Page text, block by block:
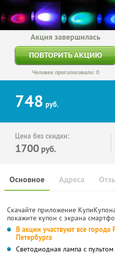
Акция завершилась
ПОВТОРИТЬ АКЦИЮ
Человек проголосовало: 0
748 руб.
Цена без скидки:
1700 руб.
Основное Адреса
Скачайте приложение
покажите купон с экрана
В акции участвуют все
Петербурга
Светодиодная лампа с пультом